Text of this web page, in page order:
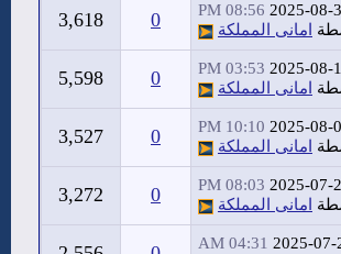
2025-08-
08:56 PM
امانى المملكة 0
3,618
2025-08-
03:53 PM
امانى المملكة 0
5,598
2025-08-
10:10 PM
امانى المملكة 0
3,527
2025-07-
08:03 PM
امانى المملكة 0
3,272
2025-07-
04:31 AM